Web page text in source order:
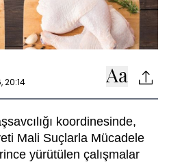
20:14
koordinesinde,
Mali Suçlarla Mücadele
yürütülen çalışmalar